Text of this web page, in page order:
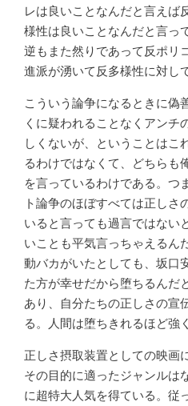
レは良いことなんだと言えば
様性は良いことなんだと言っ
逆もまた然りであって反ポリ
進派が湧いて反多様性に対し
こういう論争になるときに偽
くに疑われることなくアンチ
しくないが、ということはこ
るわけではなくて、どちらも
を言っているわけである。つ
ト論争のほぼすべては正しさ
いると言っても過言ではない
いことも平気言っちゃえるん
動バカがいたとしても、坂口
た方が幸せだから堕ちるんだ
あり、自分たちの正しさの宣
る。人間は堕ちきれるほど強
正しさ摂取装置としての映画
その目的に適ったジャンルは
に超特大人気を得ている。従